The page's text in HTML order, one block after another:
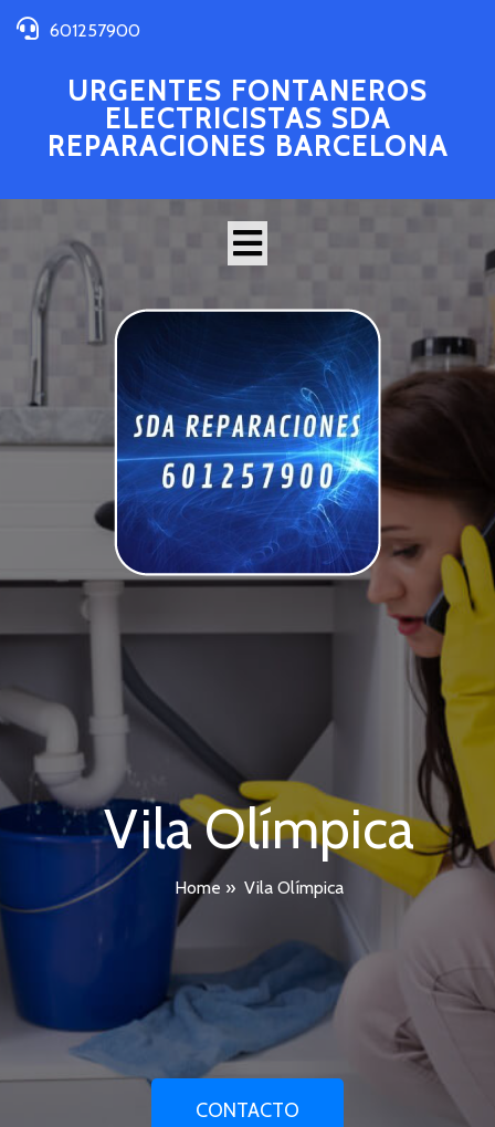
601257900
URGENTES FONTANEROS
ELECTRICISTAS SDA
REPARACIONES BARCELONA
Vila Olímpica
Home » Vila Olímpica
CONTACTO